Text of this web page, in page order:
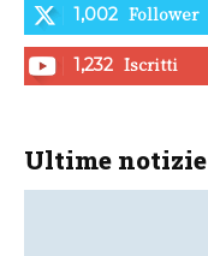
1,002 Follower
1,232 Iscritti
Ultime notizie